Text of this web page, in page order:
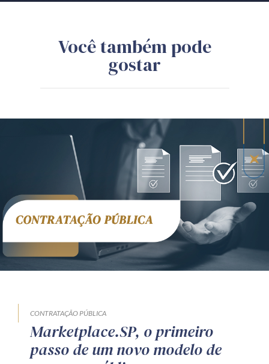
Você também pode
gostar
CONTRATAÇÃO PÚBLICA
Marketplace.SP, o primeiro
passo de um novo modelo de